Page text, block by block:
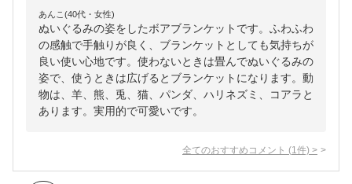
あんこ(40代・女性)
ぬいぐるみの姿をしたボアブランケットです。ふわふわ
の感触で手触りが良く、ブランケットとしても気持ちが
良い使い心地です。使わないときは畳んでぬいぐるみの
姿で、使うときは広げるとブランケットになります。動
物は、羊、熊、兎、猫、パンダ、ハリネズミ、コアラと
あります。実用的で可愛いです。
全てのおすすめコメント (1 件) >